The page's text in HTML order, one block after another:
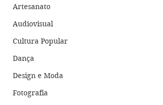
Artesanato
Audiovisual
Cultura Popular
Dança
Design e Moda
Fotografia